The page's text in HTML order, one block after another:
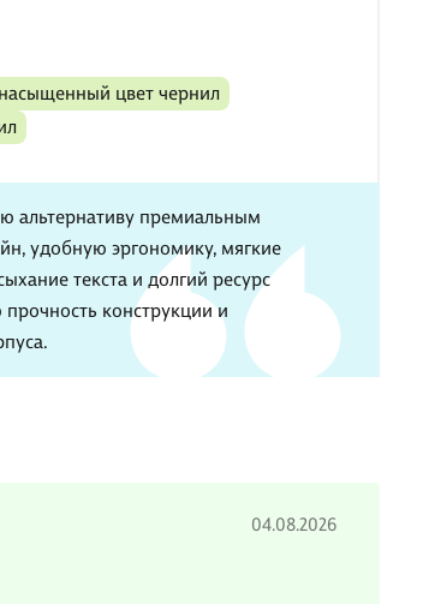
насыщенный цвет чернил
альтернативу премиальным
удобную эргономику, мягкие
текста и долгий ресурс
конструкции и
04.08.2026